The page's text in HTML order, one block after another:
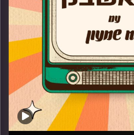
רפול
אהבה ראשונה- גיא אריאלי (מתוך פסטיגל 2003-
הסדרה "משחק החיים"